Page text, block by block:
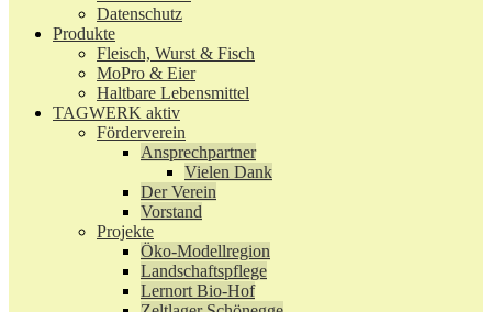
Datenschutz
Produkte
Fleisch, Wurst & Fisch
MoPro & Eier
Haltbare Lebensmittel
TAGWERK aktiv
Förderverein
Ansprechpartner
Vielen Dank
Der Verein
Vorstand
Projekte
Öko-Modellregion
Landschaftspflege
Lernort Bio-Hof